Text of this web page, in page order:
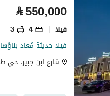
⃁550,000
فیلا 4
3
فيلا حديثة مُعاد
شارع ابن جبير، حي